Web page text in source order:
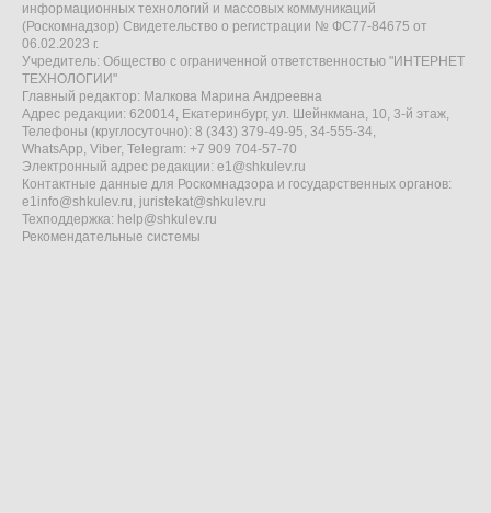
информационных технологий и массовых коммуникаций
(Роскомнадзор) Свидетельство о регистрации № ФС77-84675 от
06.02.2023 г.
Учредитель: Общество с ограниченной ответственностью "ИНТЕРНЕТ
ТЕХНОЛОГИИ"
Главный редактор: Малкова Марина Андреевна
Адрес редакции: 620014, Екатеринбург, ул. Шейнкмана, 10, 3-й этаж,
Телефоны (круглосуточно): 8 (343) 379-49-95, 34-555-34,
WhatsApp, Viber, Telegram: +7 909 704-57-70
Электронный адрес редакции: e1@shkulev.ru
Контактные данные для Роскомнадзора и государственных органов:
e1info@shkulev.ru, juristekat@shkulev.ru
Техподдержка: help@shkulev.ru
Рекомендательные системы